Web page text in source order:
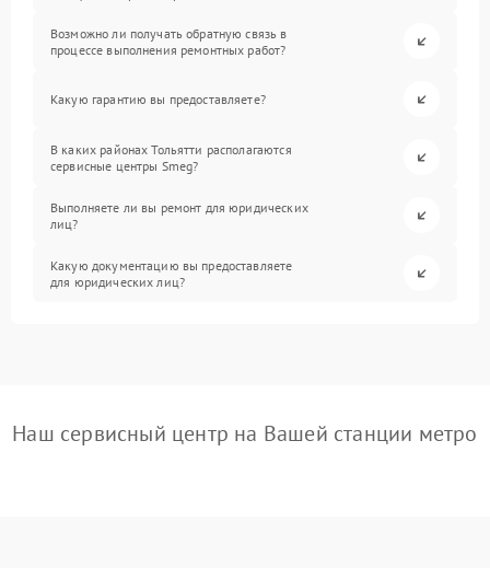
Возможно ли получать обратную связь в
процессе выполнения ремонтных работ?
Какую гарантию вы предоставляете?
В каких районах Тольятти располагаются
сервисные центры Smeg?
Выполняете ли вы ремонт для юридических
лиц?
Какую документацию вы предоставляете
для юридических лиц?
Наш сервисный центр на Вашей станции метро